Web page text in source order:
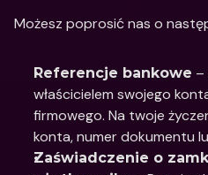
Możesz poprosić nas o
Referencje bankowe –
właścicielem swojego
firmowego. Na twoje
konta, numer dokumentu
Zaświadczenie o